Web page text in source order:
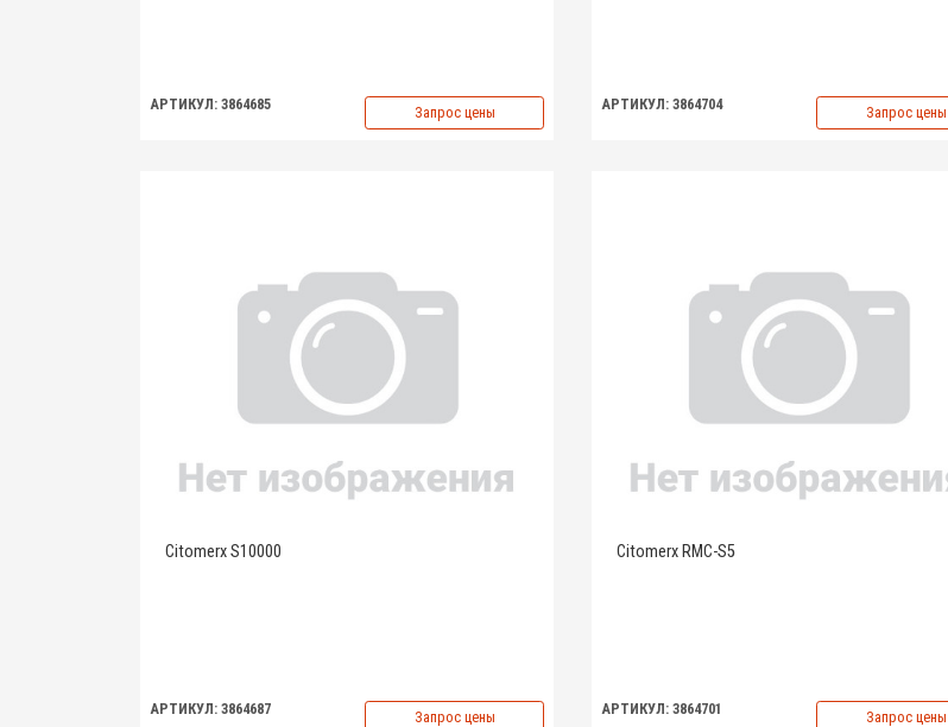
АРТИКУЛ: 3864685 Запрос цены АРТИКУЛ: 3864704 Запрос цены
Citomerx S10000
АРТИКУЛ: 3864687 Запрос цены
Citomerx RMC-S5
АРТИКУЛ: 3864701 Запрос цены